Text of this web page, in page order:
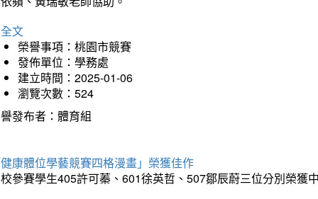
文
榮譽事項：桃園市競賽
發佈單位：學務處
建立時間：2025-01-06
瀏覽次數：524
發布者：體育組
康體位學藝競賽四格漫畫」榮獲佳作
參賽學生405許可蓁、601徐英哲、507鄒辰蔚三位分別榮獲